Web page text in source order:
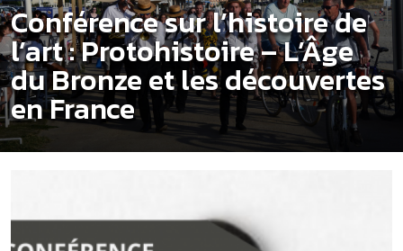
Conférence sur l’histoire de
l’art : Protohistoire – L’Âge
du Bronze et les découvertes
en France